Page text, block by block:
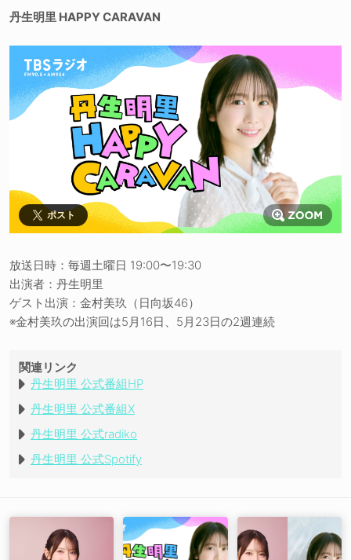
丹生明里 HAPPY CARAVAN
ポスト
放送日時：毎週土曜日 19:00〜19:30
出演者：丹生明里
ゲスト出演：金村美玖（日向坂46）
※金村美玖の出演回は5月16日、5月23日の2週連続
関連リンク
丹生明里 公式番組HP
丹生明里 公式番組X
丹生明里 公式radiko
丹生明里 公式Spotify